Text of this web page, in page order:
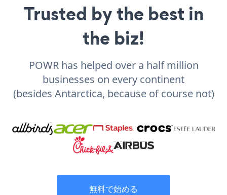
Trusted by the best in
the biz!
POWR has helped over a half million
businesses on every continent
(besides Antarctica, because of course not)
無料で始める